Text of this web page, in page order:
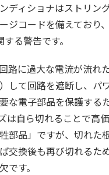
ディショナはストリン
ジコードを備えており
る警告です。
路に過大な電流が流れ
して回路を遮断し、パ
な電子部品を保護する
は自ら切れることで高
部品」ですが、切れた
交換後も再び切れるた
です。